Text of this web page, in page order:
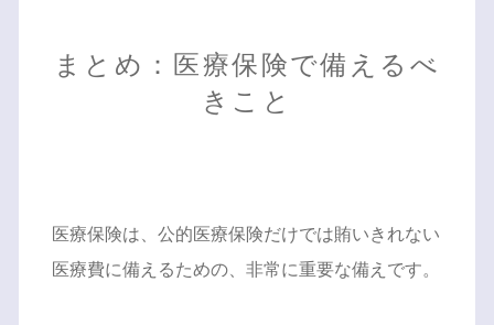
まとめ：医療保険で備えるべ
きこと
医療保険は、公的医療保険だけでは賄いきれない
医療費に備えるための、非常に重要な備えです。